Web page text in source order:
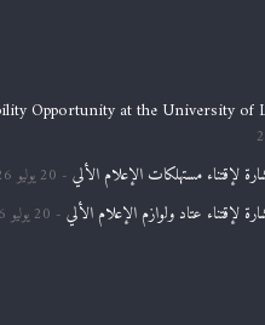
Opportunity at the University of
لإقتناء مستهلكات الإعلام الألي 20 يوليو 2026
لإقتناء عتاد ولوازم الإعلام الألي 20 يوليو 2026